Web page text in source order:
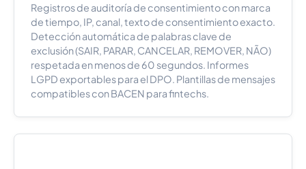
Registros de auditoría de consentimiento con marca
de tiempo, IP, canal, texto de consentimiento exacto.
Detección automática de palabras clave de
exclusión (SAIR, PARAR, CANCELAR, REMOVER, NÃO)
respetada en menos de 60 segundos. Informes
LGPD exportables para el DPO. Plantillas de mensajes
compatibles con BACEN para fintechs.